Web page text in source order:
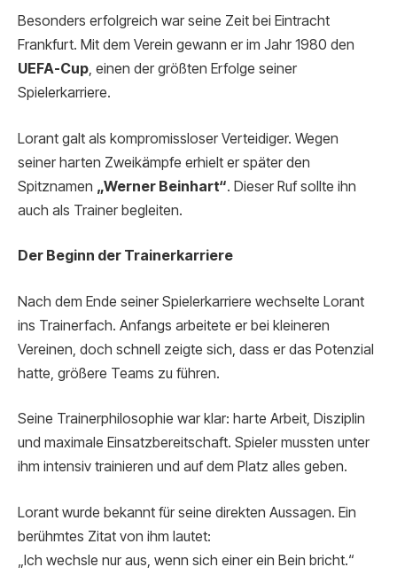
Besonders erfolgreich war seine Zeit bei Eintracht
Frankfurt. Mit dem Verein gewann er im Jahr 1980 den
UEFA-Cup, einen der größten Erfolge seiner
Spielerkarriere.
Lorant galt als kompromissloser Verteidiger. Wegen
seiner harten Zweikämpfe erhielt er später den
Spitznamen „Werner Beinhart“. Dieser Ruf sollte ihn
auch als Trainer begleiten.
Der Beginn der Trainerkarriere
Nach dem Ende seiner Spielerkarriere wechselte Lorant
ins Trainerfach. Anfangs arbeitete er bei kleineren
Vereinen, doch schnell zeigte sich, dass er das Potenzial
hatte, größere Teams zu führen.
Seine Trainerphilosophie war klar: harte Arbeit, Disziplin
und maximale Einsatzbereitschaft. Spieler mussten unter
ihm intensiv trainieren und auf dem Platz alles geben.
Lorant wurde bekannt für seine direkten Aussagen. Ein
berühmtes Zitat von ihm lautet:
„Ich wechsle nur aus, wenn sich einer ein Bein bricht.“